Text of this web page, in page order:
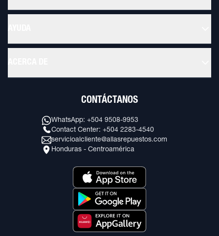
CONTÁCTANOS
WhatsApp: +504 9508-9953
Contact Center: +504 2283-4540
servicioalcliente@allasrepuestos.com
Honduras - Centroamérica